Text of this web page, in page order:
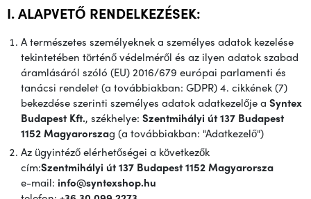
I. ALAPVETŐ RENDELKEZÉSEK:
A természetes személyeknek a személyes adatok kezelése
tekintetében történő védelméről és az ilyen adatok szabad
áramlásáról szóló (EU) 2016/679 európai parlamenti és
tanácsi rendelet (a továbbiakban: GDPR) 4. cikkének (7)
bekezdése szerinti személyes adatok adatkezelője a Syntex
Budapest Kft., székhelye: Szentmihályi út 137 Budapest
1152Magyarorszag (a továbbiakban: "Adatkezelő")
Az ügyintéző elérhetőségei a következők
cím:Szentmihályi út 137 Budapest 1152Magyarorsza
e-mail: info@syntexshop.hu